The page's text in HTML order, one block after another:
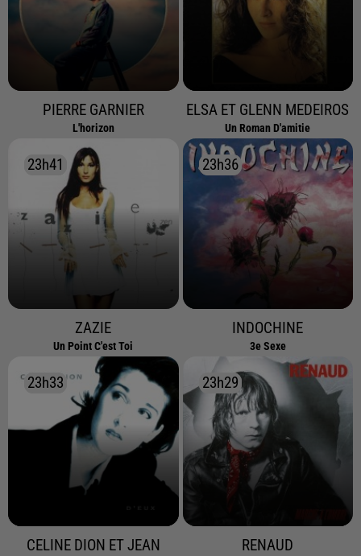
PIERRE GARNIER
L'horizon
ELSA ET GLENN MEDEIROS
Un Roman D'amitie
23h41
23h41
ZAZIE
Un Point C'est Toi
23h36
23h36
INDOCHINE
3e Sexe
23h33
23h33
CELINE DION ET JEAN
23h29
23h29
RENAUD